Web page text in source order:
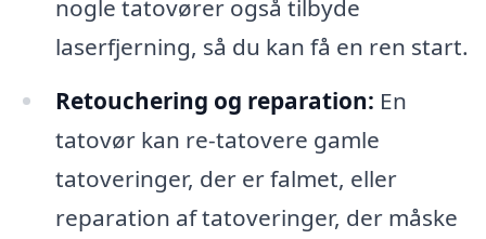
nogle tatovører også tilbyde
laserfjerning, så du kan få en ren start.
Retouchering og reparation: En
tatovør kan re-tatovere gamle
tatoveringer, der er falmet, eller
reparation af tatoveringer, der måske